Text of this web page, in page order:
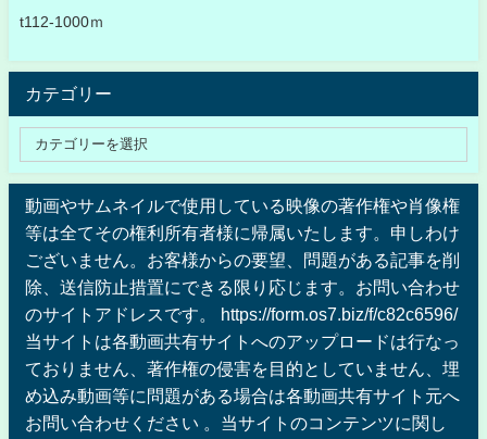
t112-1000ｍ
カテゴリー
動画やサムネイルで使用している映像の著作権や肖像権
等は全てその権利所有者様に帰属いたします。申しわけ
ございません。お客様からの要望、問題がある記事を削
除、送信防止措置にできる限り応じます。お問い合わせ
のサイトアドレスです。 https://form.os7.biz/f/c82c6596/
当サイトは各動画共有サイトへのアップロードは行なっ
ておりません、著作権の侵害を目的としていません、埋
め込み動画等に問題がある場合は各動画共有サイト元へ
お問い合わせください 。当サイトのコンテンツに関し